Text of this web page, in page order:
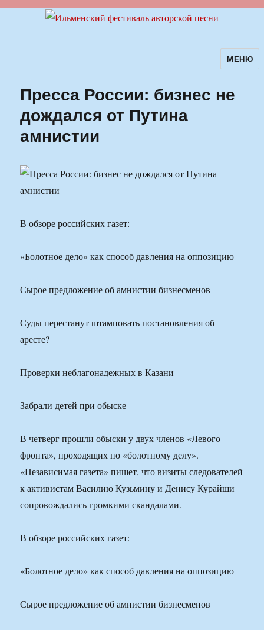
Ильменский фестиваль авторскойМЕНЮ
Пресса России: бизнес не
дождался от Путина
амнистии
В обзоре российских газет:
«Болотное дело» как способ давления на оппозицию
Сырое предложение об амнистии бизнесменов
Суды перестанут штамповать постановления об
аресте?
Проверки неблагонадежных в Казани
Забрали детей при обыске
В четверг прошли обыски у двух членов «Левого
фронта», проходящих по «болотному делу».
«Независимая газета» пишет, что визиты следователей
к активистам Василию Кузьмину и Денису Курайши
сопровождались громкими скандалами.
В обзоре российских газет:
«Болотное дело» как способ давления на оппозицию
Сырое предложение об амнистии бизнесменов